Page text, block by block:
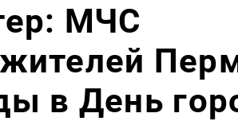
МЧС
в День